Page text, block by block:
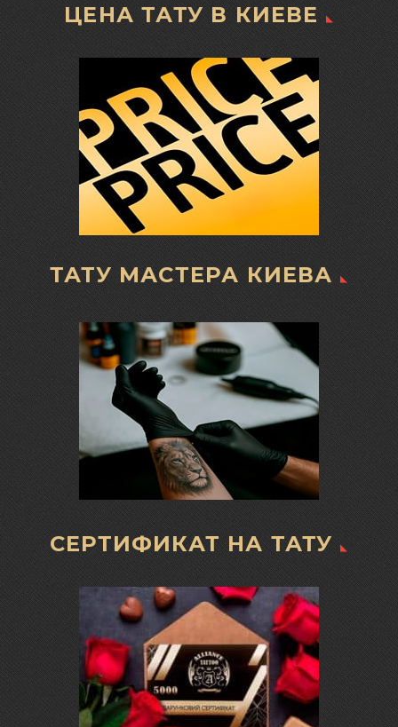
ЦЕНА ТАТУ В КИЕВЕ
ТАТУ МАСТЕРА КИЕВА
СЕРТИФИКАТ НА ТАТУ